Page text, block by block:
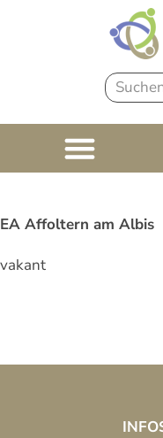
EA Affoltern am Albis
vakant